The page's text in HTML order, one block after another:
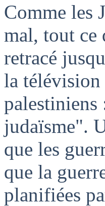
Comme les
mal, tout ce
retracé
la télévision
palestiniens
judaïsme".
que les
que la
planifiées